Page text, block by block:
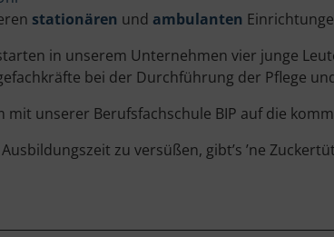
stationären und ambulanten
in unserem Unternehmen vier junge
bei der Durchführung der Pflege
mit unserer Berufsfachschule BIP auf die
zu versüßen, gibt’s ’ne